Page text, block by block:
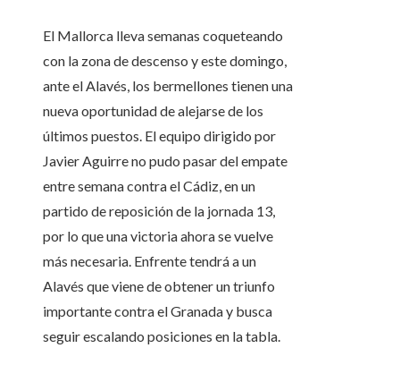
El Mallorca lleva semanas coqueteando
con la zona de descenso y este domingo,
ante el Alavés, los bermellones tienen una
nueva oportunidad de alejarse de los
últimos puestos. El equipo dirigido por
Javier Aguirre no pudo pasar del empate
entre semana contra el Cádiz, en un
partido de reposición de la jornada 13,
por lo que una victoria ahora se vuelve
más necesaria. Enfrente tendrá a un
Alavés que viene de obtener un triunfo
importante contra el Granada y busca
seguir escalando posiciones en la tabla.